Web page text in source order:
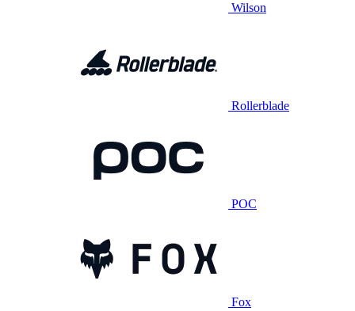
Wilson
Rollerblade
POC
Fox